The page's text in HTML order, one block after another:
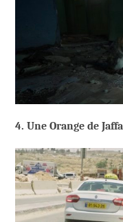
4. Une Orange de